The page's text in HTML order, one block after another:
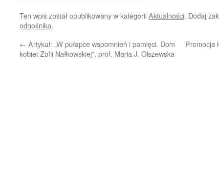
Ten wpis został opublikowany w kategoriiAktualności. Dodaj
odnośnika.
← Artykuł: „W pułapce wspomnień i pamięci. Dom
kobiet Zofii Nałkowskiej”, prof. Maria J. Olszewska
Promocja